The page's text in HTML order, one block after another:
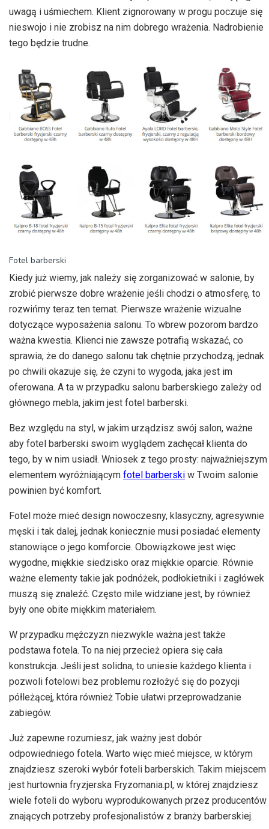
uwagą i uśmiechem. Klient zignorowany w progu poczuje się
nieswojo i nie zrobisz na nim dobrego wrażenia. Nadrobienie
tego będzie trudne.
Fotel barberski
Kiedy już wiemy, jak należy się zorganizować w salonie, by
zrobić pierwsze dobre wrażenie jeśli chodzi o atmosferę, to
rozwińmy teraz ten temat. Pierwsze wrażenie wizualne
dotyczące wyposażenia salonu. To wbrew pozorom bardzo
ważna kwestia. Klienci nie zawsze potrafią wskazać, co
sprawia, że do danego salonu tak chętnie przychodzą, jednak
po chwili okazuje się, że czyni to wygoda, jaka jest im
oferowana. A ta w przypadku salonu barberskiego zależy od
głównego mebla, jakim jest fotel barberski.
Bez względu na styl, w jakim urządzisz swój salon, ważne
aby fotel barberski swoim wyglądem zachęcał klienta do
tego, by w nim usiadł. Wniosek z tego prosty: najważniejszym
elementem wyróżniającym fotel barberski w Twoim salonie
powinien być komfort.
Fotel może mieć design nowoczesny, klasyczny, agresywnie
męski i tak dalej, jednak koniecznie musi posiadać elementy
stanowiące o jego komforcie. Obowiązkowe jest więc
wygodne, miękkie siedzisko oraz miękkie oparcie. Równie
ważne elementy takie jak podnóżek, podłokietniki i zagłówek
muszą się znaleźć. Często mile widziane jest, by również
były one obite miękkim materiałem.
W przypadku mężczyzn niezwykle ważna jest także
podstawa fotela. To na niej przecież opiera się cała
konstrukcja. Jeśli jest solidna, to uniesie każdego klienta i
pozwoli fotelowi bez problemu rozłożyć się do pozycji
półleżącej, która również Tobie ułatwi przeprowadzanie
zabiegów.
Już zapewne rozumiesz, jak ważny jest dobór
odpowiedniego fotela. Warto więc mieć miejsce, w którym
znajdziesz szeroki wybór foteli barberskich. Takim miejscem
jest hurtownia fryzjerska Fryzomania.pl, w której znajdziesz
wiele foteli do wyboru wyprodukowanych przez producentów
znających potrzeby profesjonalistów z branży barberskiej.